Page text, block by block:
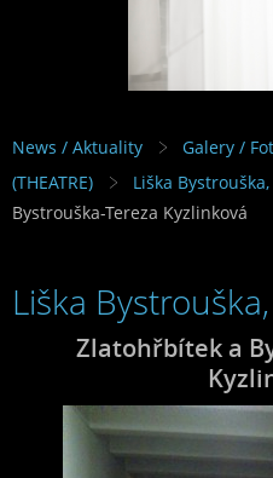
News / Aktuality Galery /
(THEATRE)
Liška
Bystrouška-Tereza Kyzlinková
Liška
Zlatohřbítek a